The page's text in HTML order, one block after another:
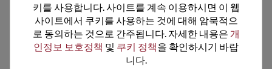
리드프리 No
패키지 유형 Tray
패키지 수량 980
키를 사용합니다. 사이트를 계속 이용하시면 이 웹
사이트에서 쿠키를 사용하는 것에 대해 암묵적으
로 동의하는 것으로 간주됩니다. 자세한 내용은 개
인정보 보호정책 및 쿠키 정책을 확인하시기 바랍
니다.